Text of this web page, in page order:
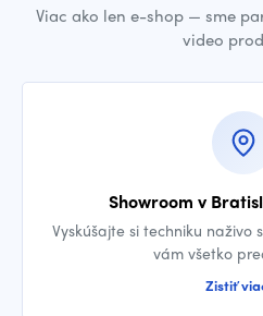
Viac ako len e-shop — sme
video
Showroom v
Vyskúšajte si techniku naživo
vám všetko
Zistiť